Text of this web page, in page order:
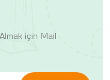
için Mail